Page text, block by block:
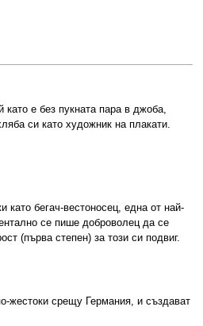
е без пукната пара в джоба,
си като художник на плакати.
бегач-вестоносец, една от най-
се пише доброволец да се
(първа степен) за този си подвиг.
жестоки срещу Германия, и създават